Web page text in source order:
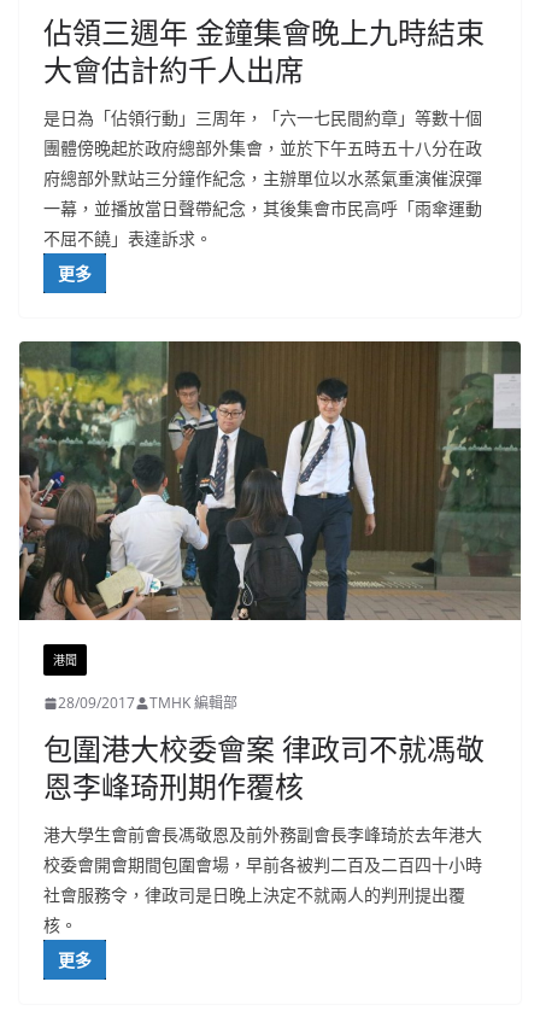
佔領三週年 金鐘集會晚上九時結束
大會估計約千人出席
是日為「佔領行動」三周年，「六一七民間約章」等數十個
團體傍晚起於政府總部外集會，並於下午五時五十八分在政
府總部外默站三分鐘作紀念，主辦單位以水蒸氣重演催淚彈
一幕，並播放當日聲帶紀念，其後集會市民高呼「雨傘運動
不屈不饒」表達訴求。
更多
港聞
28/09/2017 TMHK 編輯部
包圍港大校委會案 律政司不就馮敬
恩李峰琦刑期作覆核
港大學生會前會長馮敬恩及前外務副會長李峰琦於去年港大
校委會開會期間包圍會場，早前各被判二百及二百四十小時
社會服務令，律政司是日晚上決定不就兩人的判刑提出覆
核。
更多